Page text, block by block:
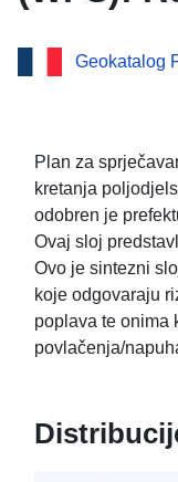
kretanje
Općine
Geokatalog
Plan za
kretanja
odobren je
Ovaj sloj
Ovo je sintezni
koje odgovaraju
poplava te onima
povlačenja/